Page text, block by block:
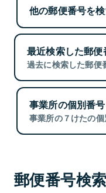
他の郵便番号を
最近検索した郵便
過去に検索した郵便
事業所の個別番
事業所の７けたの個
郵便番号検